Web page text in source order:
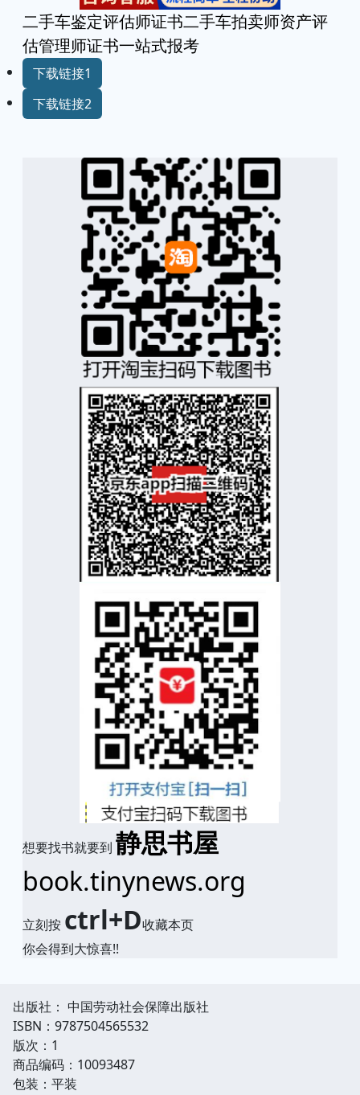
二手车鉴定评估师证书二手车拍卖师资产评
估管理师证书一站式报考
下载链接1
下载链接2
想要找书就要到 静思书屋
book.tinynews.org
立刻按 ctrl+D收藏本页
你会得到大惊喜!!
出版社： 中国劳动社会保障出版社
ISBN：9787504565532
版次：1
商品编码：10093487
包装：平装